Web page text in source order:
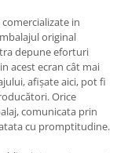
in
original
depune eforturi
acest ecran cât mai
afișate aici, pot fi
Orice
comunicata prin
cu promptitudine.